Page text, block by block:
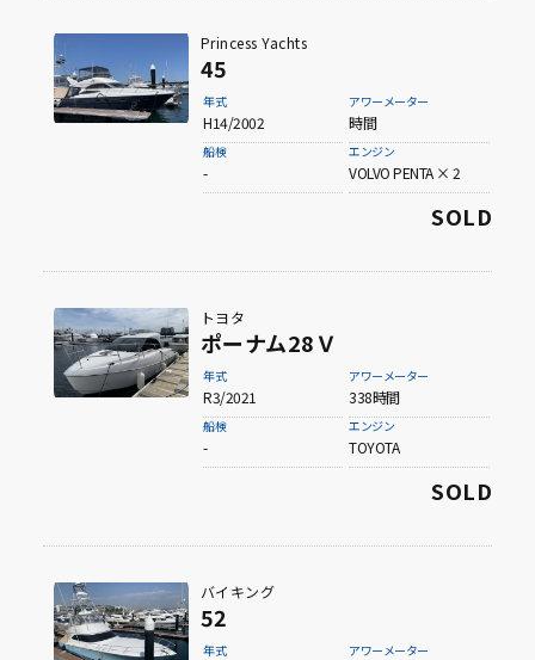
Princess Yachts
45
年式
H14/2002
アワーメーター
時間
船検
-
エンジン
VOLVO PENTA × 2
SOLD
トヨタ
ポーナム28Ｖ
年式
R3/2021
アワーメーター
338時間
船検
-
エンジン
TOYOTA
SOLD
バイキング
52
年式 アワーメーター